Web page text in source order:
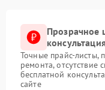
Прозрачное
Точные прайс-листы,
ремонта, отсутствие
бесплатной
сайте